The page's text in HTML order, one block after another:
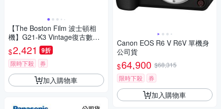
【The Boston Film 波士頓相
機】G21-K3 Vintage復古數位
相機含閃光燈 - 黑曜色 內附4G
B記憶卡
$2,421 9折
限時下殺 券
加入購物車
Canon EOS R6 V R6V 單機身
公司貨
$64,900 $68,315
限時下殺
券
加入購物車